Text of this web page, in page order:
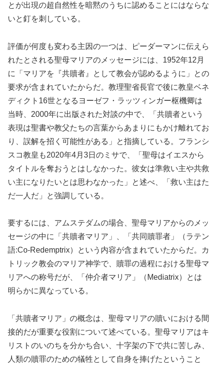
とが出現の超自然性を暗黙のうちに認めることにはならな
いと釘を刺している。
評価が何度も変わる主因の一つは、ピーダーマンに伝えら
れたとされる聖母マリアのメッセージには、1952年12月
に「マリアを『共贖者』として教会が認めるように」との
要求が含まれていたからだ。教理聖省長官で後に教皇ベネ
ディクト16世となるヨーゼフ・ラッツィンガー枢機卿は
当時、2000年に出版された対談の中で、「共贖者という
表現は聖書や教父たちの言葉からあまりにもかけ離れてお
り、誤解を招く可能性がある」と指摘している。フランシ
スコ教皇も2020年4月3日のミサで、「聖母はイエスから
タイトルを奪おうとはしなかった。彼女は準救い主や共救
い主になりたいとは思わなかった」と述べ、「救い主はた
だ一人だ」と強調している。
要するには、アムステダムの場合、聖母マリアからのメッ
セージの中に「共贖者マリア」、「共同贖罪者」（ラテン
語:Co-Redemptrix）という内容が含まれていたからだ。カ
トリック教会のマリア神学で、贖罪の過程における聖母マ
リアへの称号だが、「仲介者マリア」（Mediatrix）とは
明らかに異なっている。
「共贖者マリア」の概念は、聖母マリアの贖いにおける間
接的だが重要な役割について述べている。聖母マリアはキ
リストのいのちを分かち合い、十字架の下で共に苦しみ、
人類の贖罪のための犠牲として自身を捧げたということ